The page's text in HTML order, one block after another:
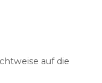
auf die